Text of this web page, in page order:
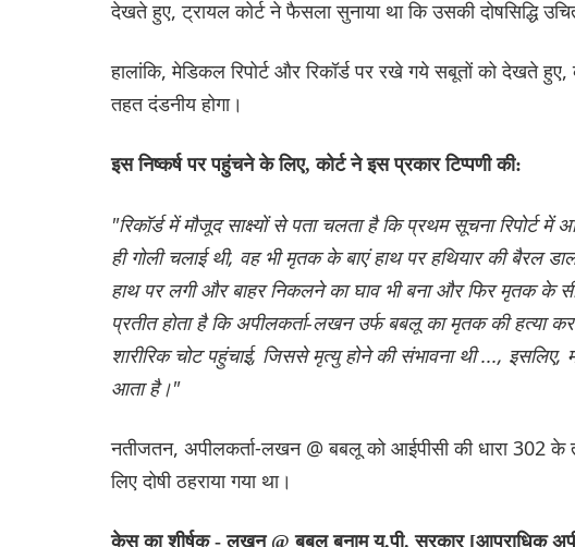
देखते हुए, ट्रायल कोर्ट ने फैसला सुनाया था कि उसकी दोषसिद्धि
हालांकि, मेडिकल रिपोर्ट और रिकॉर्ड पर रखे गये सबूतों को देखते
तहत दंडनीय होगा।
इस निष्कर्ष पर पहुंचने के लिए, कोर्ट ने इस प्रकार टिप्पणी की:
"रिकॉर्ड में मौजूद साक्ष्यों से पता चलता है कि प्रथम सूचना
ही गोली चलाई थी, वह भी मृतक के बाएं हाथ पर हथियार की बैरल
हाथ पर लगी और बाहर निकलने का घाव भी बना और फिर मृतक के
प्रतीत होता है कि अपीलकर्ता-लखन उर्फ बबलू का मृतक की हत्या
शारीरिक चोट पहुंचाई, जिससे मृत्यु होने की संभावना थी ...,
आता है।"
नतीजतन, अपीलकर्ता-लखन @ बबलू को आईपीसी की धारा 302
लिए दोषी ठहराया गया था।
केस का शीर्षक - लखन @ बबलू बनाम यू.पी. सरकार [आपराधिक